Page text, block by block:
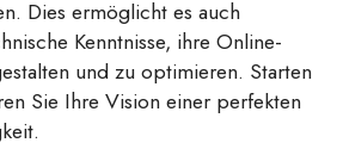
Dies ermöglicht es auch
Kenntnisse, ihre Online-
und zu optimieren. Starten
Sie Ihre Vision einer perfekten